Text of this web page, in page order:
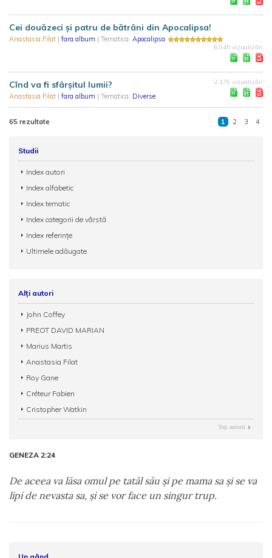
Cei douăzeci și patru de bătrâni din Apocalipsa!
Anastasia Filat | fara album | Tematica: Apocalipsa
6.945 vizualizări
Cînd va fi sfârşitul lumii?
Anastasia Filat | fara album | Tematica: Diverse
2.179 vizualizări
65 rezultate 1 2 3 4
Studii
Index autori
Index alfabetic
Index tematic
Index categorii de vârstă
Index referințe
Ultimele adăugate
Alți autori
John Coffey
PREOT DAVID MARIAN
Marius Martis
Anastasia Filat
Roy Gane
Créteur Fabien
Cristopher Watkin
Toţi autorii
GENEZA 2:24
De aceea va lăsa omul pe tatăl său şi pe mama sa şi se va
lipi de nevasta sa, şi se vor face un singur trup.